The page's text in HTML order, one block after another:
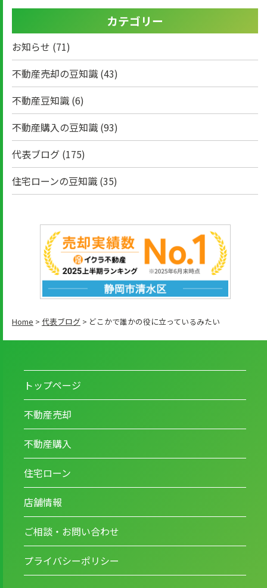
カテゴリー
お知らせ (71)
不動産売却の豆知識 (43)
不動産豆知識 (6)
不動産購入の豆知識 (93)
代表ブログ (175)
住宅ローンの豆知識 (35)
Home > 代表ブログ > どこかで誰かの役に立っているみたい
トップページ
不動産売却
不動産購入
住宅ローン
店舗情報
ご相談・お問い合わせ
プライバシーポリシー